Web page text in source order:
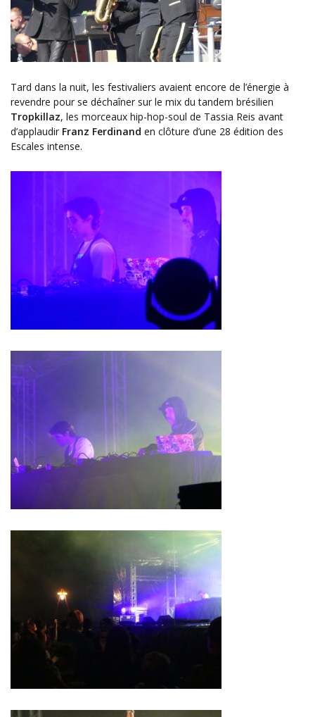
Tard dans la nuit, les festivaliers avaient encore de l’énergie à
revendre pour se déchaîner sur le mix du tandem brésilien
Tropkillaz, les morceaux hip-hop-soul de Tassia Reis avant
d’applaudir Franz Ferdinand en clôture d’une 28 édition des
Escales intense.